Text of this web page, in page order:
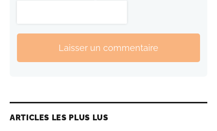
Laisser un commentaire
ARTICLES LES PLUS LUS